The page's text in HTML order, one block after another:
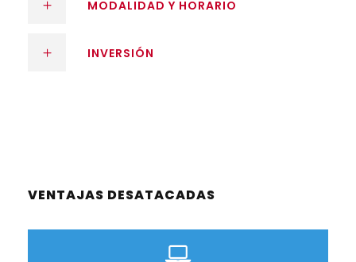
MODALIDAD Y HORARIO
INVERSIÓN
VENTAJAS DESATACADAS